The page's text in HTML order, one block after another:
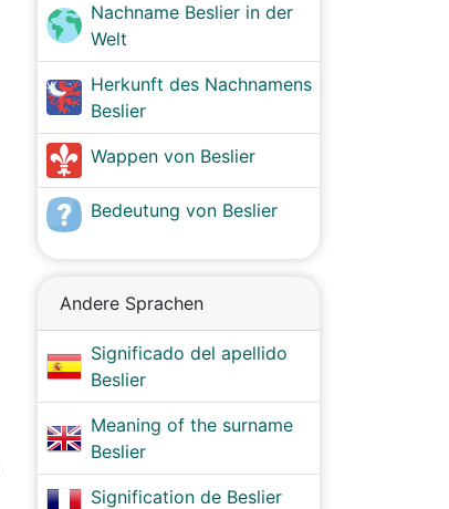
Nachname Beslier in der
Welt
Herkunft des Nachnamens
Beslier
Wappen von Beslier
Bedeutung von Beslier
Andere Sprachen
Significado del apellido
Beslier
Meaning of the surname
Beslier
Signification de Beslier